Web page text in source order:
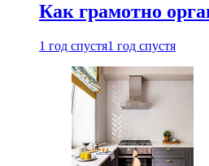
Как грамотно
1 год спустя1 год спустя